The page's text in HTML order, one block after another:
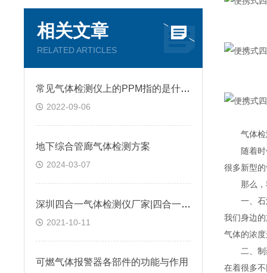
相关文章
RELATED ARTICLES
常见气体检测仪上的PPM指的是什么?
2022-09-06
地下综合管廊气体检测方案
2024-03-07
深圳四合一气体检测仪厂家|四合一气体检测仪是如何进行工作的?@台风资讯
2021-10-11
可燃气体报警器各部件的功能与作用
气体检
随着时代
很多新型
那么，我
一、石油
我们身边
气体的浓
二、制药
在着很多